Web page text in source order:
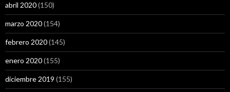
abril 2020(150)
marzo 2020(154)
febrero 2020(145)
enero 2020(155)
diciembre 2019 (155)